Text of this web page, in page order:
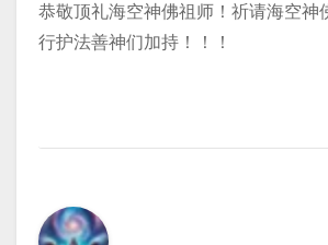
恭敬顶礼海空神佛祖师！祈请海空神
行护法善神们加持！！！